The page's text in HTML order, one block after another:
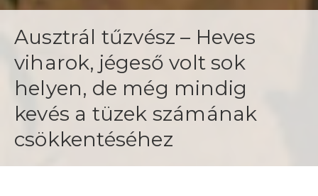
Ausztrál tűzvész – Heves
viharok, jégeső volt sok
helyen, de még mindig
kevés a tüzek számának
csökkentéséhez